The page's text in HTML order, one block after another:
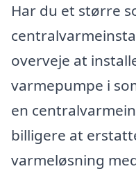
Har du et større
overveje at
varmepumpe i
en
billigere at
varmeløsning